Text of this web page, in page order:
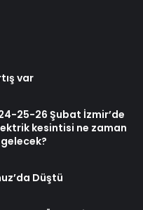
var
25-26 Şubat İzmir’de
kesintisi ne zaman
Düştü